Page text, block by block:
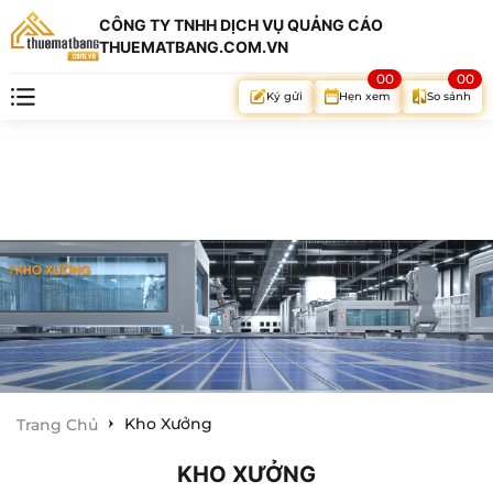
CÔNG TY TNHH DỊCH VỤ QUẢNG CÁO
THUEMATBANG.COM.VN
Ký gửi Hẹn xem
00
So sánh
00
Trang Chủ Kho Xưởng
KHO XƯỞNG